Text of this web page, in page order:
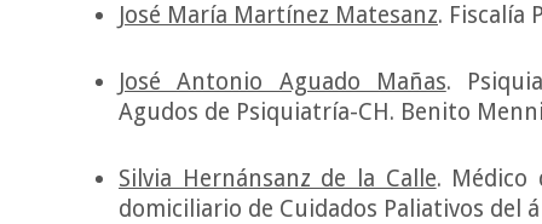
José María Martínez Matesanz. Fiscalía
José Antonio Aguado Mañas.
Agudos de Psiquiatría-CH. Benito
Silvia Hernánsanz de la Calle. Médico
domiciliario de Cuidados Paliativos del